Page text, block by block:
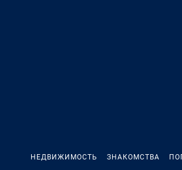
НЕДВИЖИМОСТЬ ЗНАКОМСТВА